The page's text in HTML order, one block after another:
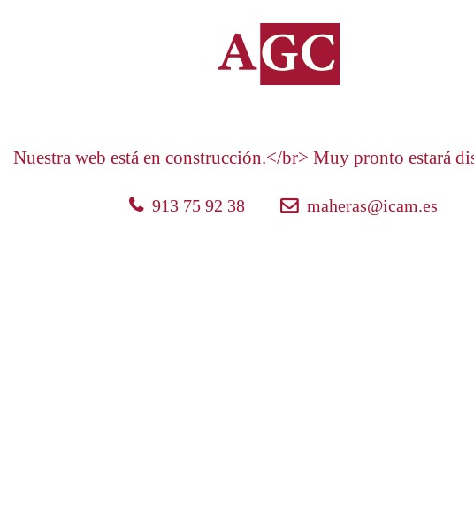
Nuestra web está en construcción.</br> Muy pronto estará
913 75 92 38 maheras@icam.es